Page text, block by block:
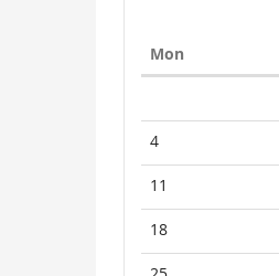
Mon
4No
events
11
events
18No
events